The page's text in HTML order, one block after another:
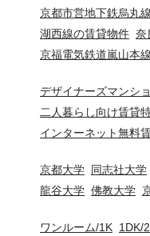
京都市営地下鉄烏丸
湖西線の賃貸物件 奈
京福電気鉄道嵐山本
デザイナーズマンシ
二人暮らし向け賃貸
インターネット無料
京都大学 同志社大学
龍谷大学 佛教大学
ワンルーム/1K 1DK/